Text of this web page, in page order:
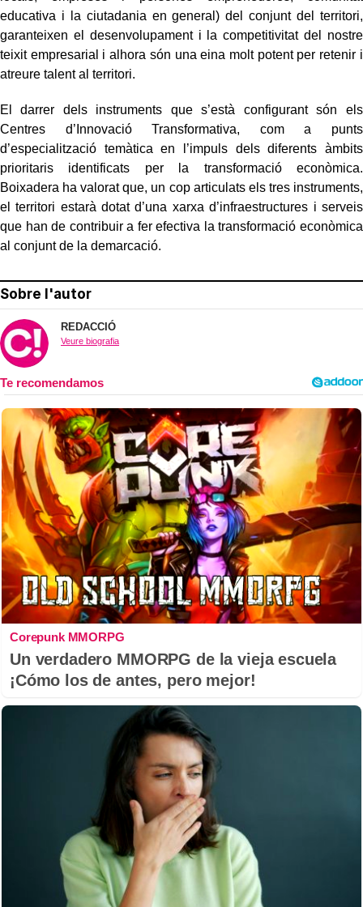
educativa i la ciutadania en general) del conjunt del territori,
garanteixen el desenvolupament i la competitivitat del nostre
teixit empresarial i alhora són una eina molt potent per retenir i
atreure talent al territori.
El darrer dels instruments que s’està configurant són els
Centres d’Innovació Transformativa, com a punts
d’especialització temàtica en l’impuls dels diferents àmbits
prioritaris identificats per la transformació econòmica.
Boixadera ha valorat que, un cop articulats els tres instruments,
el territori estarà dotat d’una xarxa d’infraestructures i serveis
que han de contribuir a fer efectiva la transformació econòmica
al conjunt de la demarcació.
Sobre l'autor
REDACCIÓ
Veure biografia
Corepunk MMORPG
Un verdadero MMORPG de la vieja escuela
¡Cómo los de antes, pero mejor!